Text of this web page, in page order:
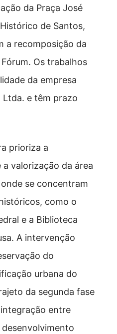
da Praça José
de Santos,
a recomposição da
Os trabalhos
da empresa
Ltda. e têm prazo
prioriza a
a valorização da área
se concentram
como o
e a Biblioteca
A intervenção
do
urbana do
da segunda fase
entre